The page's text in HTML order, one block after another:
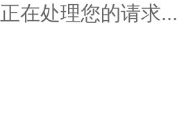
正在处理您的请求...